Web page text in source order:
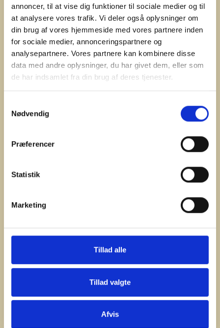
annoncer, til at vise dig funktioner til sociale medier og til
at analysere vores trafik. Vi deler også oplysninger om
din brug af vores hjemmeside med vores partnere inden
for sociale medier, annonceringspartnere og
analysepartnere. Vores partnere kan kombinere disse
data med andre oplysninger, du har givet dem, eller som
de har indsamlet fra din brug af deres tjenester.
Nødvendig
Præferencer
Statistik
Marketing
Tillad alle
Tillad valgte
Afvis
#Plancha
Questo è diventato un classic un enorme successo.